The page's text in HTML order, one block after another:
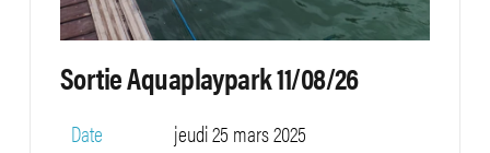
Sortie Aquaplaypark 11/08/26
Date
jeudi 25 mars 2025